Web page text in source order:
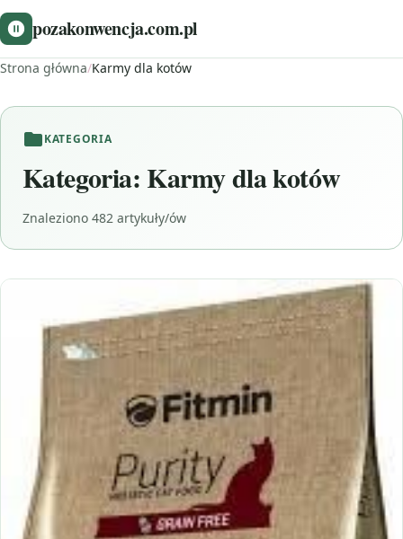
pozakonwencja.com.pl
Strona główna/Karmy dla kotów
KATEGORIA
Kategoria: Karmy dla kotów
Znaleziono 482 artykuły/ów